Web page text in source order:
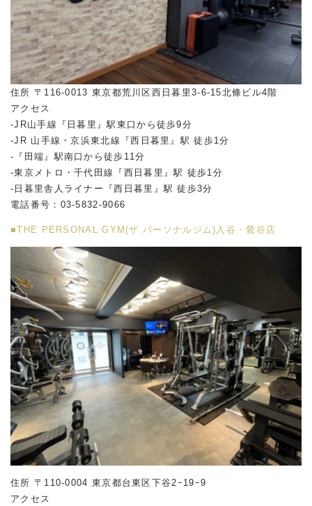
住所 〒116-0013 東京都荒川区西日暮里3-6-15北條ビル4階
アクセス
-JR山手線『日暮里』駅東口から徒歩9分
-JR 山手線・京浜東北線『西日暮里』駅 徒歩1分
-『田端』駅南口から徒歩11分
-東京メトロ・千代田線『西日暮里』駅 徒歩1分
-日暮里舎人ライナー『西日暮里』駅 徒歩3分
電話番号：03-5832-9066
■THE PERSONAL GYM(ザ パーソナルジム)入谷・鶯谷店
住所 〒110-0004 東京都台東区下谷2ｰ19ｰ9
アクセス